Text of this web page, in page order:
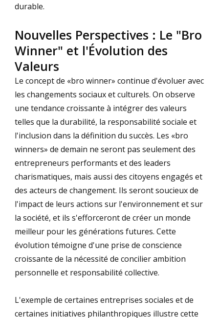
durable.
Nouvelles Perspectives : Le "Bro
Winner" et l'Évolution des
Valeurs
Le concept de «bro winner» continue d'évoluer avec
les changements sociaux et culturels. On observe
une tendance croissante à intégrer des valeurs
telles que la durabilité, la responsabilité sociale et
l'inclusion dans la définition du succès. Les «bro
winners» de demain ne seront pas seulement des
entrepreneurs performants et des leaders
charismatiques, mais aussi des citoyens engagés et
des acteurs de changement. Ils seront soucieux de
l'impact de leurs actions sur l'environnement et sur
la société, et ils s'efforceront de créer un monde
meilleur pour les générations futures. Cette
évolution témoigne d'une prise de conscience
croissante de la nécessité de concilier ambition
personnelle et responsabilité collective.
L'exemple de certaines entreprises sociales et de
certaines initiatives philanthropiques illustre cette